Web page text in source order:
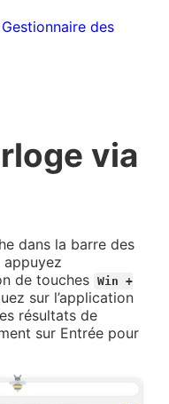
des
via
dans la barre des
de touches
Win +
sur l’application
résultats de
sur Entrée pour